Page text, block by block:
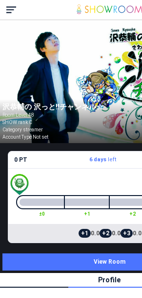
沢恭輔の 沢っと!!チャンネル☆
Room Level 48
SHOW rank C
Category streamer
Account Type Not set
0 PT 6 daysleft
±0 +1 +2
+1 0.0 +2 0.0 +3 0.0
View Room
Profile